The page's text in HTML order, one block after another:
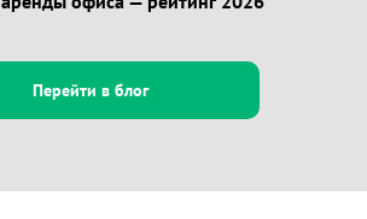
Перейти в блог